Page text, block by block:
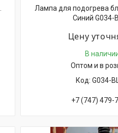
Лампа для подогрева
Синий G034-
Цену
В
Оптом и в
G034-
+7 (747) 479-